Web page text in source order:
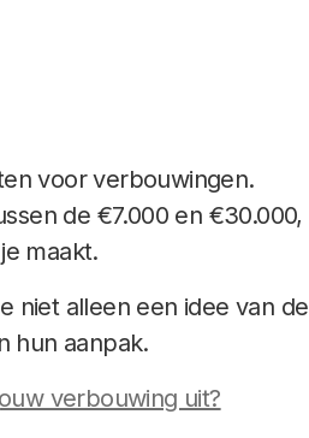
voor verbouwingen.
de €7.000 en €30.000,
maakt.
niet alleen een idee van de
hun aanpak.
verbouwing uit?